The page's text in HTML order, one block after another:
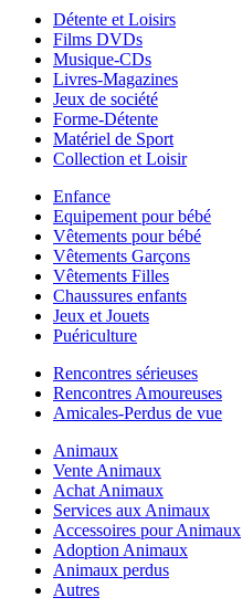
Détente et Loisirs
Films DVDs
Musique-CDs
Livres-Magazines
Jeux de société
Forme-Détente
Matériel de Sport
Collection et Loisir
Enfance
Equipement pour bébé
Vêtements pour bébé
Vêtements Garçons
Vêtements Filles
Chaussures enfants
Jeux et Jouets
Puériculture
Rencontres sérieuses
Rencontres Amoureuses
Amicales-Perdus de vue
Animaux
Vente Animaux
Achat Animaux
Services aux Animaux
Accessoires pour Animaux
Adoption Animaux
Animaux perdus
Autres